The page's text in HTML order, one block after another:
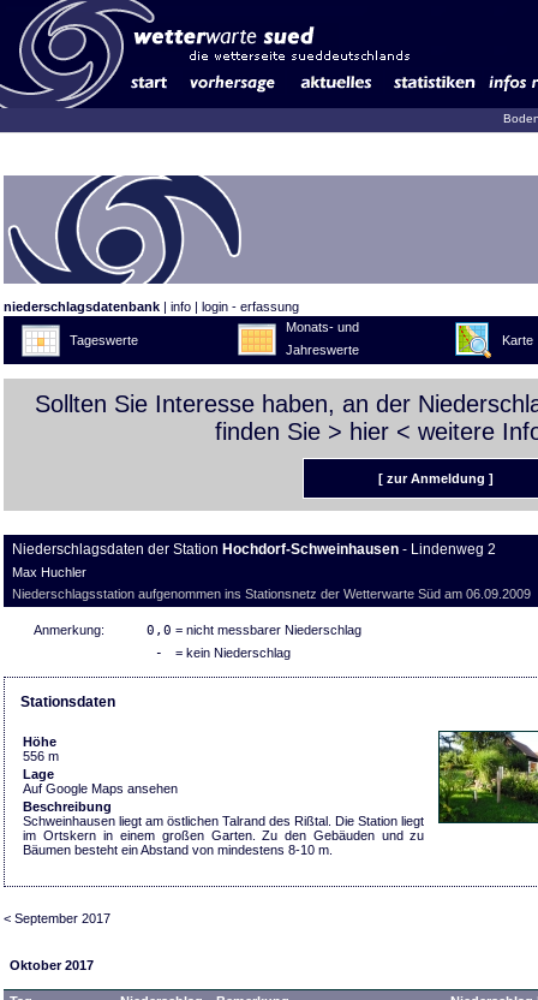
niederschlagsdatenbank | info | login - erfassung
Tageswerte
Monats- und
Jahreswerte
Karte
Sollten Sie Interesse haben, an der
finden Sie > hier < weitere
[ zur Anmeldung ]
Niederschlagsdaten der Station Hochdorf-Schweinhausen - Lindenweg 2
Max Huchler
Niederschlagsstation aufgenommen ins Stationsnetz der Wetterwarte Süd am 06.09.2009
Anmerkung: 0,0 = nicht messbarer Niederschlag
- = kein Niederschlag
Stationsdaten
Höhe
556 m
Lage
Auf Google Maps ansehen
Beschreibung
Schweinhausen liegt am östlichen Talrand des Rißtal. Die Station liegt
im Ortskern in einem großen Garten. Zu den Gebäuden und zu
Bäumen besteht ein Abstand von mindestens 8-10 m.
< September 2017
Oktober 2017